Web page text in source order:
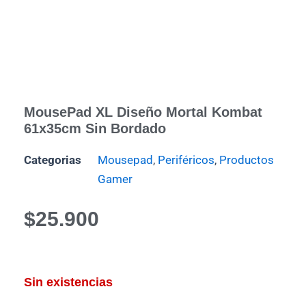
MousePad XL Diseño Mortal Kombat
61x35cm Sin Bordado
Categorias Mousepad , Periféricos, Productos
Gamer
$25.900
Sin existencias